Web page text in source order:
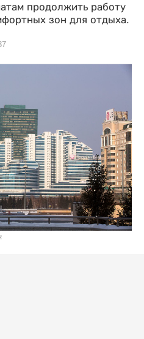
продолжить работу
зон для отдыха.